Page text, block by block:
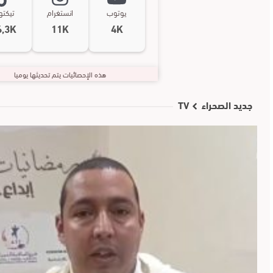
يوتوب
4K
انستغرام
11K
هذه الإحصائيات يتم تحديثها يوميا
جديد الصحراء TV